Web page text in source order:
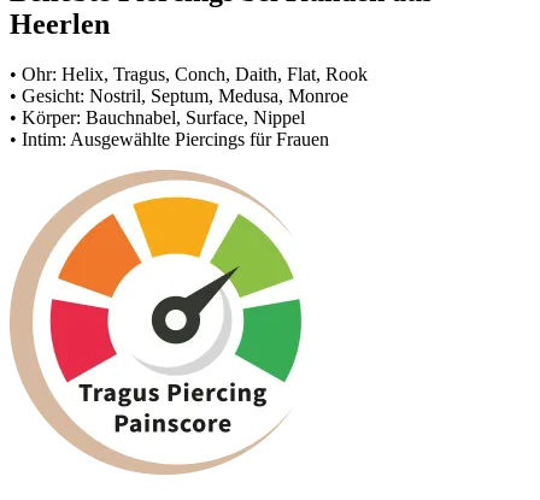
Heerlen
• Ohr: Helix, Tragus, Conch, Daith, Flat, Rook
• Gesicht: Nostril, Septum, Medusa, Monroe
• Körper: Bauchnabel, Surface, Nippel
• Intim: Ausgewählte Piercings für Frauen